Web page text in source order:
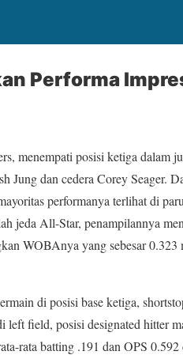
Performa
menempati posisi ketiga dalam
Jung dan cedera Corey Seager.
performanya terlihat di
jeda All-Star, penampilannya
WOBAnya yang sebesar 0.323
di posisi base ketiga,
left field, posisi designated hitter
rata batting .191 dan OPS